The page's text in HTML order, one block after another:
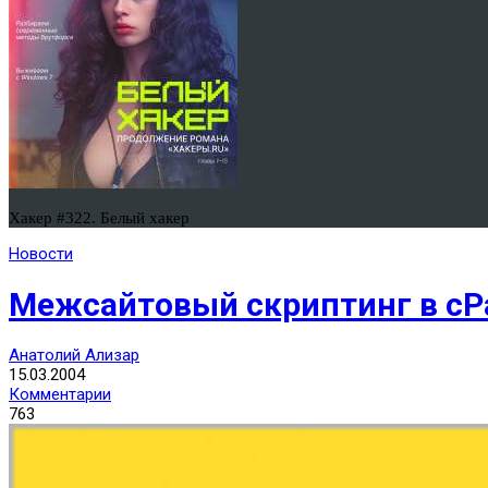
Хакер #322. Белый хакер
Новости
Межсайтовый скриптинг в
Анатолий Ализар
15.03.2004
Комментарии
763